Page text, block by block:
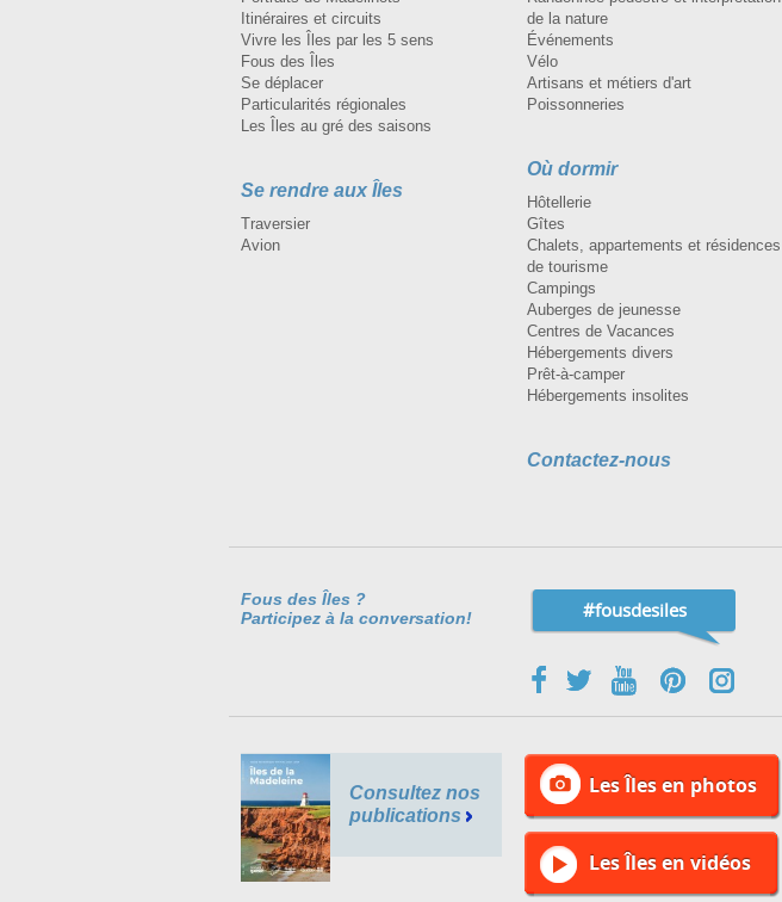
Itinéraires et circuits
Vivre les Îles par les 5 sens
Fous des Îles
Se déplacer
Particularités régionales
Les Îles au gré des saisons
Se rendre aux Îles
Traversier
Avion
de la nature
Événements
Vélo
Artisans et métiers d'art
Poissonneries
Où dormir
Hôtellerie
Gîtes
Chalets, appartements et résidences
de tourisme
Campings
Auberges de jeunesse
Centres de Vacances
Hébergements divers
Prêt-à-camper
Hébergements insolites
Contactez-nous
Fous des Îles ?
Participez à la conversation!
#fousdesiles
Consultez nos
publications
Les Îles en photos
Les Îles en vidéos